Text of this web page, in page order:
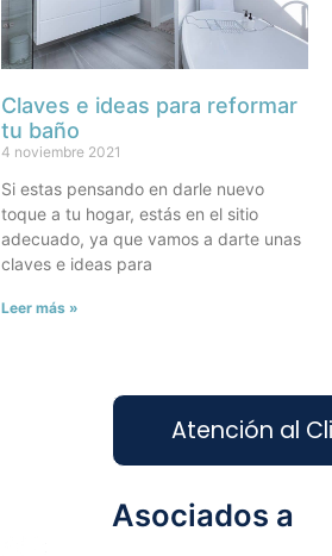
Claves e ideas para reformar
tu baño
4 noviembre 2021
Si estas pensando en darle nuevo
toque a tu hogar, estás en el sitio
adecuado, ya que vamos a darte unas
claves e ideas para
Leer más »
Atención al
Asociados a